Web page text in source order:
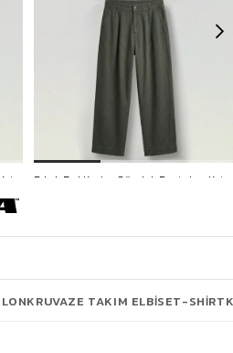
İNDİRİM
KRUVAZE TAKIM ELBISET-SHIRT